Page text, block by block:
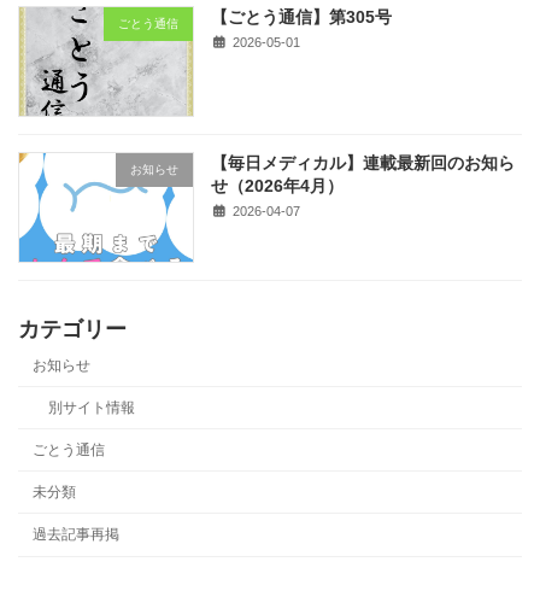
ごとう通信 【ごとう通信】第305号
2026-05-01
お知らせ
【毎日メディカル】連載最新回のお知ら
せ（2026年4月）
2026-04-07
カテゴリー
お知らせ
別サイト情報
ごとう通信
未分類
過去記事再掲